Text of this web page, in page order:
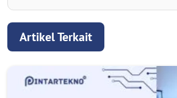
Artikel Terkait